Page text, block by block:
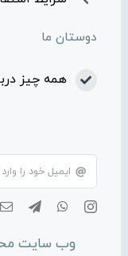
دوستان ما
همه چیز
وب سایت